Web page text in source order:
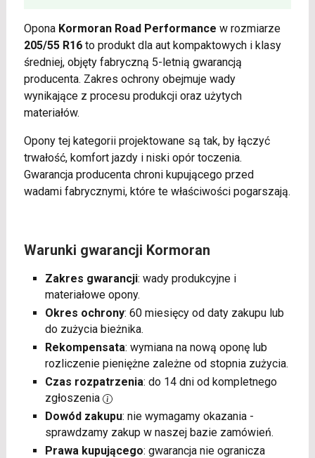
Opona Kormoran Road Performance w rozmiarze
205/55 R16to produkt dla aut kompaktowych i klasy
średniej, objęty fabryczną 5-letnią gwarancją
producenta. Zakres ochrony obejmuje wady
wynikające z procesu produkcji oraz użytych
materiałów.
Opony tej kategorii projektowane są tak, by łączyć
trwałość, komfort jazdy i niski opór toczenia.
Gwarancja producenta chroni kupującego przed
wadami fabrycznymi, które te właściwości pogarszają.
Warunki gwarancji Kormoran
Zakres gwarancji: wady produkcyjne i
materiałowe opony.
Okres ochrony: 60 miesięcy od daty zakupu lub
do zużycia bieżnika.
Rekompensata: wymiana na nową oponę lub
rozliczenie pieniężne zależne od stopnia zużycia.
Czas rozpatrzenia: do 14 dni od kompletnego
zgłoszenia
Dowód zakupu: nie wymagamy okazania -
sprawdzamy zakup w naszej bazie zamówień.
Prawa kupującego: gwarancja nie ogranicza